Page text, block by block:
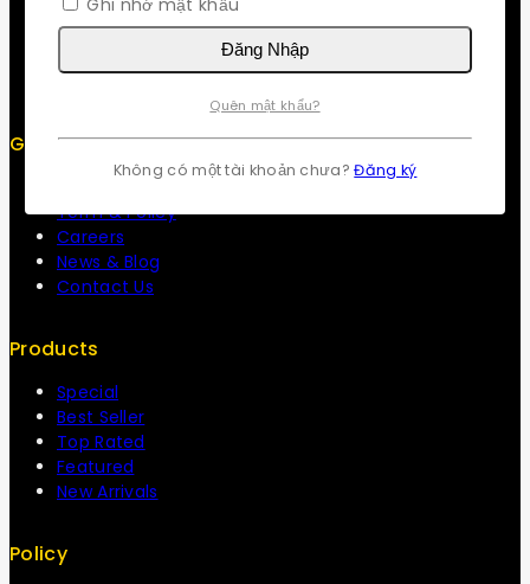
About us
My cart
Get To Know Us
Term & Policy
Careers
News & Blog
Contact Us
Products
Special
Best Seller
Top Rated
Featured
New Arrivals
Policy
Đăng Nhập
Quên mật khẩu?
Không có một tài khoản chưa?Đăng ký